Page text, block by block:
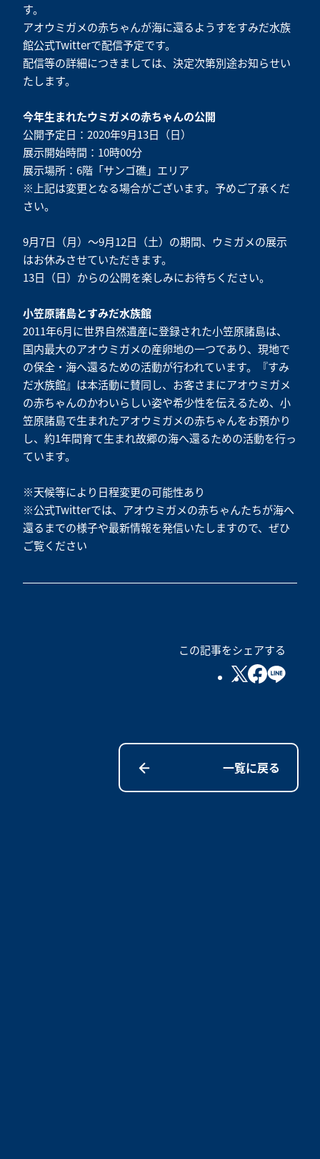
す。
アオウミガメの赤ちゃんが海に還るようすをすみだ水族
館公式Twitterで配信予定です。
配信等の詳細につきましては、決定次第別途お知らせい
たします。
今年生まれたウミガメの赤ちゃんの公開
公開予定日：2020年9月13日（日）
展示開始時間：10時00分
展示場所：6階「サンゴ礁」エリア
※上記は変更となる場合がございます。予めご了承くだ
さい。
9月7日（月）～9月12日（土）の期間、ウミガメの展示
はお休みさせていただきます。
13日（日）からの公開を楽しみにお待ちください。
小笠原諸島とすみだ水族館
2011年6月に世界自然遺産に登録された小笠原諸島は、
国内最大のアオウミガメの産卵地の一つであり、現地で
の保全・海へ還るための活動が行われています。『すみ
だ水族館』は本活動に賛同し、お客さまにアオウミガメ
の赤ちゃんのかわいらしい姿や希少性を伝えるため、小
笠原諸島で生まれたアオウミガメの赤ちゃんをお預かり
し、約1年間育て生まれ故郷の海へ還るための活動を行っ
ています。
※天候等により日程変更の可能性あり
※公式Twitterでは、アオウミガメの赤ちゃんたちが海へ
還るまでの様子や最新情報を発信いたしますので、ぜひ
ご覧ください
この記事をシェアする
一覧に戻る